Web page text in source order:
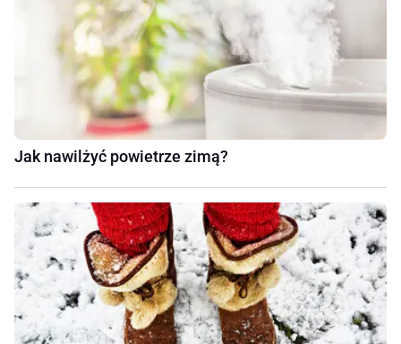
Jak nawilżyć powietrze zimą?